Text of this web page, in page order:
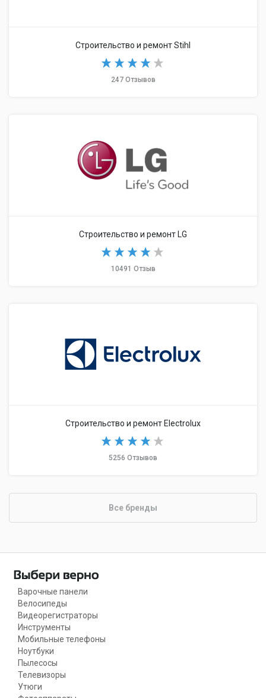
Строительство и ремонт Stihl
247 Отзывов
Строительство и ремонт LG
10491 Отзыв
Строительство и ремонт Electrolux
5256 Отзывов
Все бренды
Варочные панели
Велосипеды
Видеорегистраторы
Инструменты
Мобильные телефоны
Ноутбуки
Пылесосы
Телевизоры
Утюги